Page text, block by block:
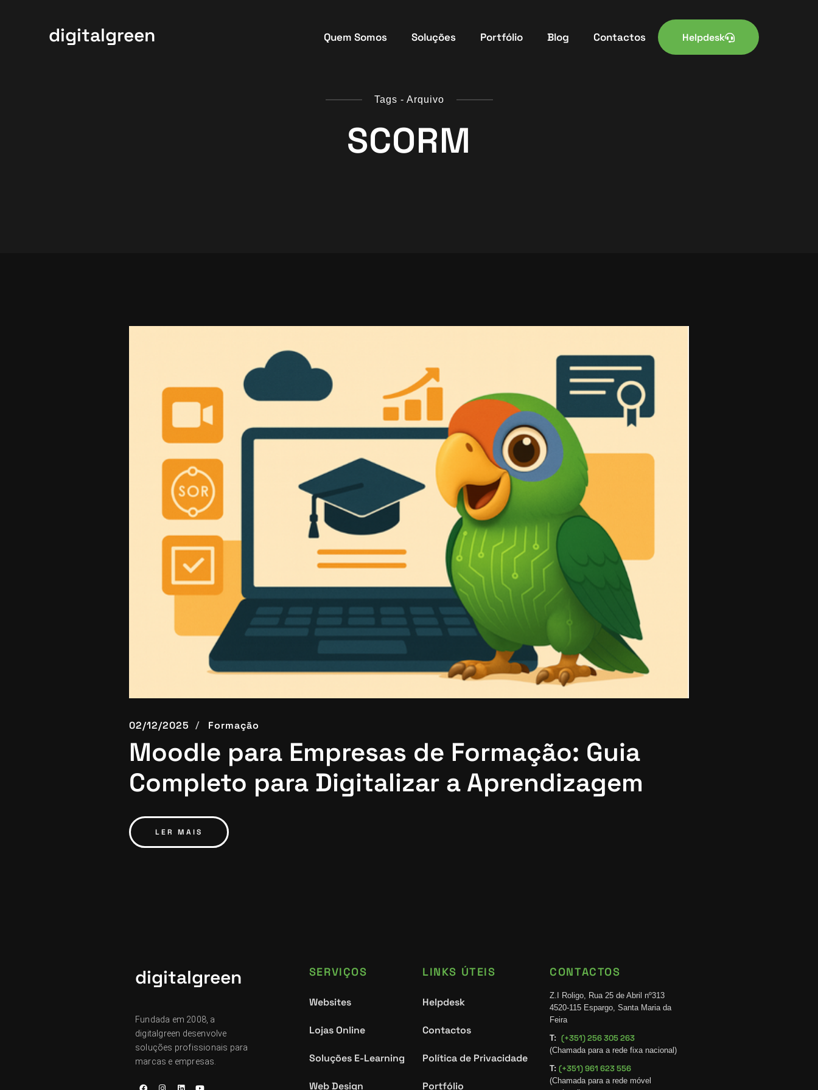
digitalgreen Quem Somos Soluções Portfólio Blog Contactos Helpdesk
Tags - Arquivo
SCORM
02/12/2025 Formação
Moodle para Empresas de Formação: Guia
Completo para Digitalizar a Aprendizagem
LER MAIS
digitalgreen
Fundada em 2008, a
digitalgreen desenvolve
soluções profissionais para
marcas e empresas.
SERVIÇOS
Websites
Lojas Online
Soluções E-Learning
Web Design
LINKS ÚTEIS
Helpdesk
Contactos
Política de Privacidade
Portfólio
CONTACTOS
Z.I Roligo, Rua 25 de Abril nº313
4520-115 Espargo, Santa Maria da
Feira
T:
(+351) 256 305 263
(Chamada para a rede fixa nacional)
T: (+351) 961 623 556
(Chamada para a rede móvel